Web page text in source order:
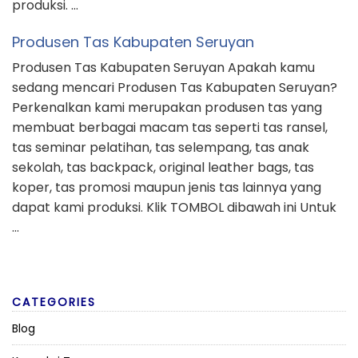
produksi. …
Produsen Tas Kabupaten Seruyan
Produsen Tas Kabupaten Seruyan Apakah kamu
sedang mencari Produsen Tas Kabupaten Seruyan?
Perkenalkan kami merupakan produsen tas yang
membuat berbagai macam tas seperti tas ransel,
tas seminar pelatihan, tas selempang, tas anak
sekolah, tas backpack, original leather bags, tas
koper, tas promosi maupun jenis tas lainnya yang
dapat kami produksi. Klik TOMBOL dibawah ini Untuk
…
CATEGORIES
Blog